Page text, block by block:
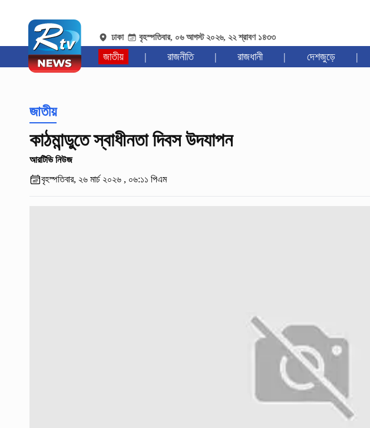
ঢাকা বৃহস্পতিবার, ০৬ আগস্ট ২০২৬, ২২ শ্রাবণ ১৪৩৩
জাতীয় | রাজনীতি | রাজধানী | দেশজুড়ে |
জাতীয়
কাঠমান্ডুতে স্বাধীনতা দিবস উদযাপন
আরটিভি নিউজ
বৃহস্পতিবার, ২৬ মার্চ ২০২৬ , ০৬:১১ পিএম